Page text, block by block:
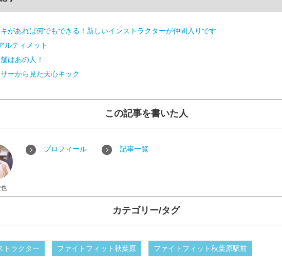
があれば何でもできる！新しいインストラクターが仲間入りです
ルティメット
はあの人！
ーから見た天心キック
この記事を書いた人
プロフィール 記事一覧
カテゴリー/タグ
トラクター ファイトフィット秋葉原 ファイトフィット秋葉原駅前